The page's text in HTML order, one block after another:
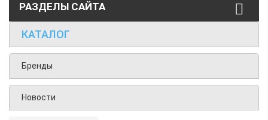
РАЗДЕЛЫ САЙТА
КАТАЛОГ
Бренды
Новости